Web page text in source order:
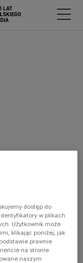
dostęp do
w plikach
Użytkownik może
klikając poniżej, jak
prawnie
na stronie
naszym